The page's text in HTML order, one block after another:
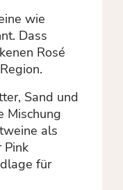
wie
Dass
Rosé
Sand und
Mischung
als
Pink
für